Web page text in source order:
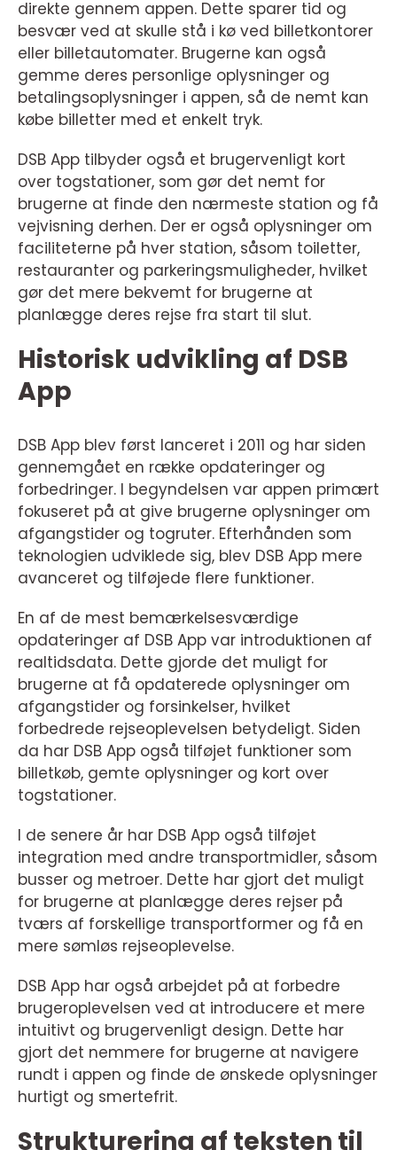
direkte gennem appen. Dette sparer tid og
besvær ved at skulle stå i kø ved billetkontorer
eller billetautomater. Brugerne kan også
gemme deres personlige oplysninger og
betalingsoplysninger i appen, så de nemt kan
købe billetter med et enkelt tryk.
DSB App tilbyder også et brugervenligt kort
over togstationer, som gør det nemt for
brugerne at finde den nærmeste station og få
vejvisning derhen. Der er også oplysninger om
faciliteterne på hver station, såsom toiletter,
restauranter og parkeringsmuligheder, hvilket
gør det mere bekvemt for brugerne at
planlægge deres rejse fra start til slut.
Historisk udvikling af DSB
App
DSB App blev først lanceret i 2011 og har siden
gennemgået en række opdateringer og
forbedringer. I begyndelsen var appen primært
fokuseret på at give brugerne oplysninger om
afgangstider og togruter. Efterhånden som
teknologien udviklede sig, blev DSB App mere
avanceret og tilføjede flere funktioner.
En af de mest bemærkelsesværdige
opdateringer af DSB App var introduktionen af
realtidsdata. Dette gjorde det muligt for
brugerne at få opdaterede oplysninger om
afgangstider og forsinkelser, hvilket
forbedrede rejseoplevelsen betydeligt. Siden
da har DSB App også tilføjet funktioner som
billetkøb, gemte oplysninger og kort over
togstationer.
I de senere år har DSB App også tilføjet
integration med andre transportmidler, såsom
busser og metroer. Dette har gjort det muligt
for brugerne at planlægge deres rejser på
tværs af forskellige transportformer og få en
mere sømløs rejseoplevelse.
DSB App har også arbejdet på at forbedre
brugeroplevelsen ved at introducere et mere
intuitivt og brugervenligt design. Dette har
gjort det nemmere for brugerne at navigere
rundt i appen og finde de ønskede oplysninger
hurtigt og smertefrit.
Strukturering af teksten til